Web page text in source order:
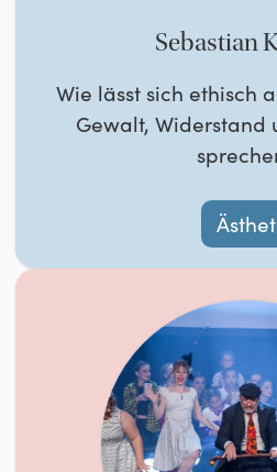
Sebastian
Wie lässt sich ethisch
Gewalt, Widerstand